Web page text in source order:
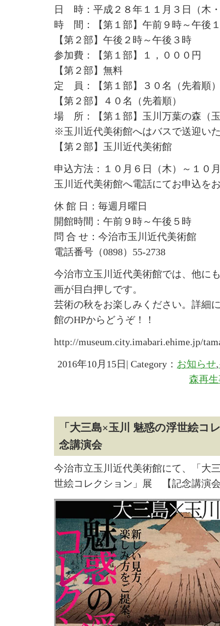
日 時：平成２８年１１月３日（木
時 間：【第１部】午前９時～午後
【第２部】午後２時～午後３時
参加費：【第１部】１，０００円
【第２部】無料
定 員：【第１部】３０名（先着順
【第２部】４０名（先着順）
場 所：【第１部】玉川万葉の森（
※玉川近代美術館へはバスで送迎い
【第２部】玉川近代美術館
申込方法：１０月６日（木）～１０
玉川近代美術館へ電話にてお申込を
休 館 日：毎週月曜日
開館時間：午前９時～午後５時
問 合 せ：今治市玉川近代美術館
電話番号（0898）55-2738
今治市立玉川近代美術館では、他に
画が目白押しです。
芸術の秋をお楽しみください。詳細
館のHPからどうぞ！！
http://museum.city.imabari.ehime.jp/
2016年10月15日| Category： お知らせ,
森再
「大三島×玉川 魅惑の浮世絵コ
念講演会
今治市立玉川近代美術館にて、「大
世絵コレクション」展 【記念講演